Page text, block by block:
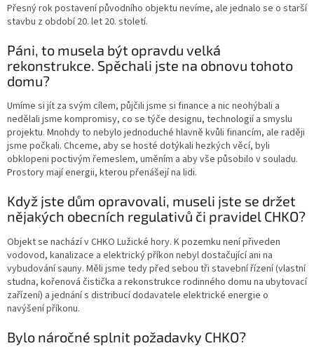
Přesný rok postavení původního objektu nevíme, ale jednalo se o starší
stavbu z období 20. let 20. století.
Páni, to musela být opravdu velká
rekonstrukce. Spěchali jste na obnovu tohoto
domu?
Umíme si jít za svým cílem, půjčili jsme si finance a nic neohýbali a
nedělali jsme kompromisy, co se týče designu, technologií a smyslu
projektu. Mnohdy to nebylo jednoduché hlavně kvůli financím, ale raději
jsme počkali. Chceme, aby se hosté dotýkali hezkých věcí, byli
obklopeni poctivým řemeslem, uměním a aby vše působilo v souladu.
Prostory mají energii, kterou přenášejí na lidi.
Když jste dům opravovali, museli jste se držet
nějakých obecních regulativů či pravidel CHKO?
Objekt se nachází v CHKO Lužické hory. K pozemku není přiveden
vodovod, kanalizace a elektrický příkon nebyl dostačující ani na
vybudování sauny. Měli jsme tedy před sebou tři stavební řízení (vlastní
studna, kořenová čistička a rekonstrukce rodinného domu na ubytovací
zařízení) a jednání s distribucí dodavatele elektrické energie o
navýšení příkonu.
Bylo náročné splnit požadavky CHKO?